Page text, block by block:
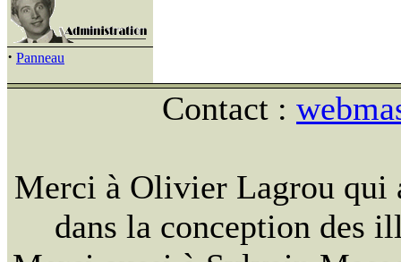
· Panneau
Contact :
Merci à Olivier Lagrou qui
dans la conception des